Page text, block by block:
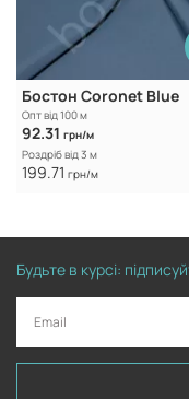
Бостон Coronet Blue
Опт від 100 м
92.31 грн/м
Роздріб від 3 м
199.71 грн/м
Будьте в курсі: